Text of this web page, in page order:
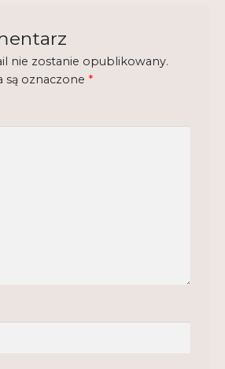
nie zostanie opublikowany.
są oznaczone *